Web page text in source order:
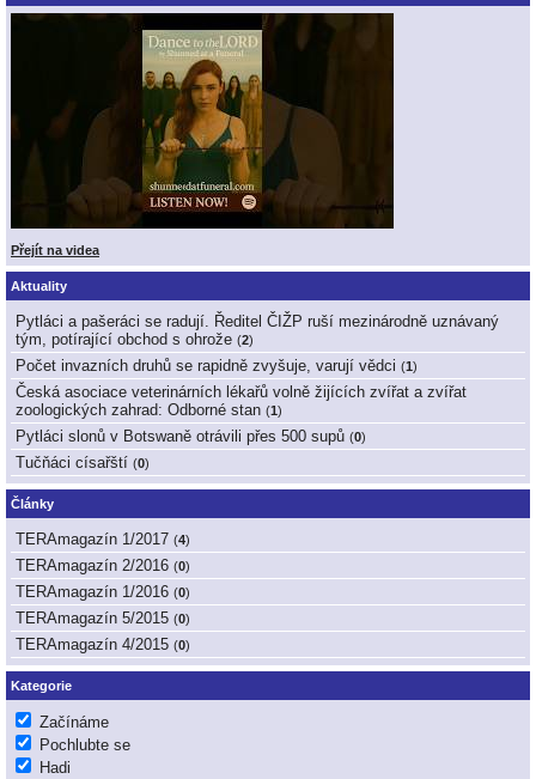
Přejít na videa
Aktuality
Pytláci a pašeráci se radují. Ředitel ČIŽP ruší mezinárodně uznávaný
tým, potírající obchod s ohrože (2)
Počet invazních druhů se rapidně zvyšuje, varují vědci (1)
Česká asociace veterinárních lékařů volně žijících zvířat a zvířat
zoologických zahrad: Odborné stan (1)
Pytláci slonů v Botswaně otrávili přes 500 supů (0)
Tučňáci císařští (0)
Články
TERAmagazín 1/2017 (4)
TERAmagazín 2/2016 (0)
TERAmagazín 1/2016 (0)
TERAmagazín 5/2015 (0)
TERAmagazín 4/2015 (0)
Kategorie
Začínáme
Pochlubte se
Hadi